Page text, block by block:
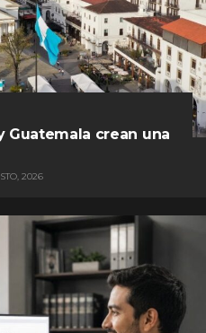
Guatemala crean una
2026